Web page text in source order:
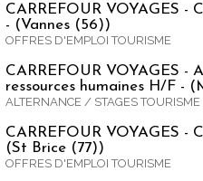
CARREFOUR VOYAGES -
- (Vannes (56))
OFFRES D'EMPLOI TOURISME
CARREFOUR VOYAGES -
ressources humaines H/F -
ALTERNANCE / STAGES TOURISME
CARREFOUR VOYAGES -
(St Brice (77))
OFFRES D'EMPLOI TOURISME